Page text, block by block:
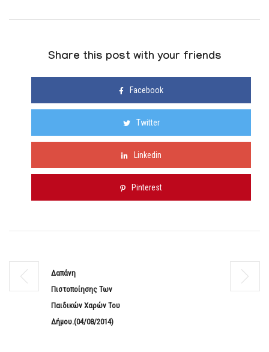
Share this post with your friends
Facebook
Twitter
Linkedin
Pinterest
Δαπάνη
Πιστοποίησης Των
Παιδικών Χαρών Του
Δήμου.(04/08/2014)